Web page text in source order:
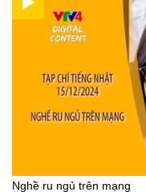
Nghề ru ngủ trên mạng